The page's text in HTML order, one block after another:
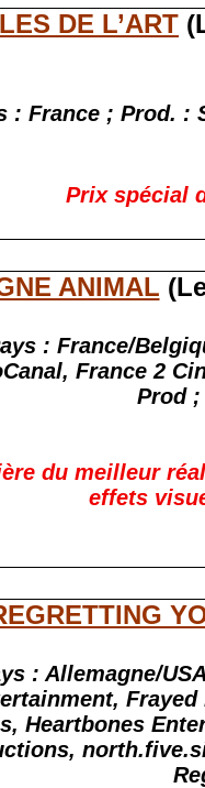
DE L’ART
: France ; Prod. :
Prix spécial
ANIMAL
: France/
France 2
Prod ;
du meilleur
effets
: Allemagne/
Heartbones